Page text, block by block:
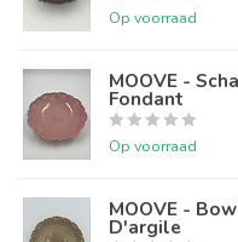
Op voorraad
MOOVE -
Fondant
Op voorraad
MOOVE -
D'argile